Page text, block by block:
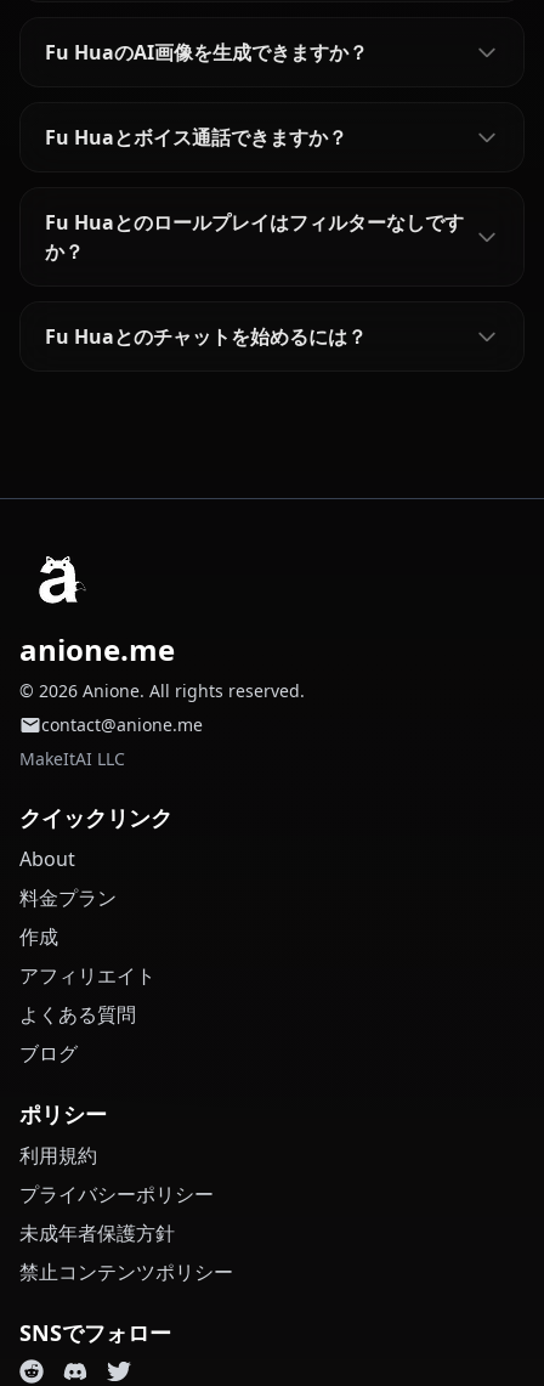
Fu HuaのAI画像を生成できますか？
Fu Huaとボイス通話できますか？
Fu Huaとのロールプレイはフィルターなしです
か？
Fu Huaとのチャットを始めるには？
anione.me
© 2026 Anione. All rights reserved.
contact@anione.me
MakeItAI LLC
クイックリンク
About
料金プラン
作成
アフィリエイト
よくある質問
ブログ
ポリシー
利用規約
プライバシーポリシー
未成年者保護方針
禁止コンテンツポリシー
SNSでフォロー